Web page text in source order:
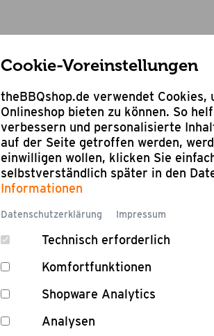
Cookie-Voreinstellungen
theBBQshop.de verwendet
Onlineshop bieten zu können. So
verbessern und personalisierte
auf der Seite getroffen werden,
einwilligen wollen, klicken Sie
selbstverständlich später in den
Informationen
Datenschutzerklärung Impressum
Technisch erforderlich
Komfortfunktionen
Shopware Analytics
Analysen